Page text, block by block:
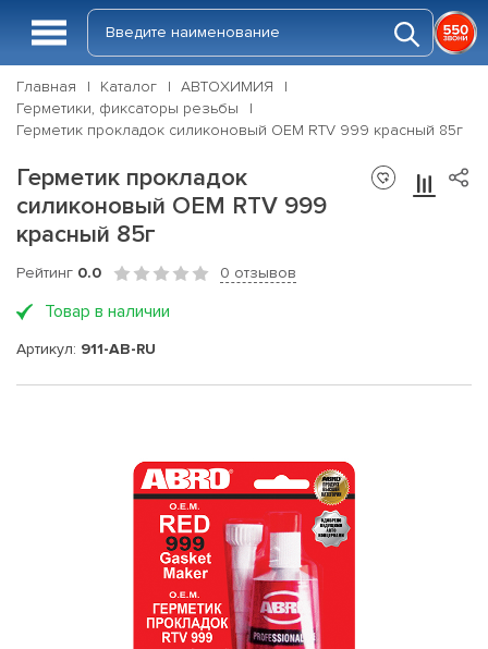
Главная Каталог
АВТОХИМИЯ
Герметики, фиксаторы резьбы
Герметик прокладок силиконовый OEM RTV 999 красный 85г
Герметик прокладок
силиконовый OEM RTV 999
красный 85г
Рейтинг 0.0 0 отзывов
Товар в наличии
Артикул: 911-AB-RU